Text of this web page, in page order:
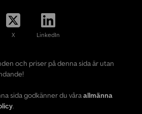
X LinkedIn
och priser på denna sida är utan
sida godkänner du våraallmänna
.